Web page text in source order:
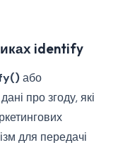
identify
або
про згоду, які
для передачі